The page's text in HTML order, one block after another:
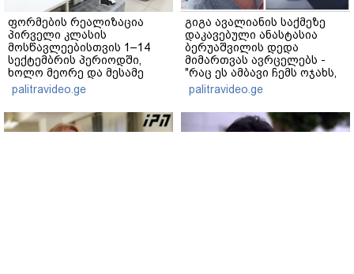
ფორმების რეალიზაცია
პირველი კლასის
მოსწავლეებისთვის 1–14
სექტემბრის პერიოდში,
ხოლო მეორე და მესამე
ეტაპებზე...
palitravideo.ge
გიგა ავალიანის საქმეზე
დაკავებული ანასტასია
ბერუაშვილის დედა
მიმართვას ავრცელებს -
"რაც ეს ამბავი ჩემს ოჯახს,
ჩემს ანასტასიას გადახდა
თავს, მის მერე მე მე არ
ვარ"
palitravideo.ge